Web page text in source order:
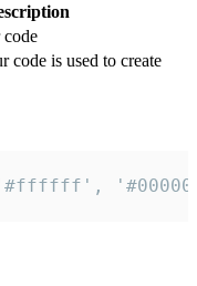
code is used to create